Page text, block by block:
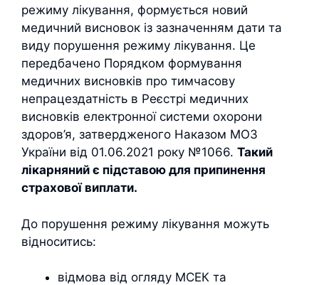
режиму лікування, формується новий
медичний висновок із зазначенням дати та
виду порушення режиму лікування. Це
передбачено Порядком формування
медичних висновків про тимчасову
непрацездатність в Реєстрі медичних
висновків електронної системи охорони
здоров’я, затвердженого Наказом МОЗ
України від 01.06.2021 року №1066. Такий
лікарняний є підставою для припинення
страхової виплати.
До порушення режиму лікування можуть
відноситись:
відмова від огляду МСЕК та